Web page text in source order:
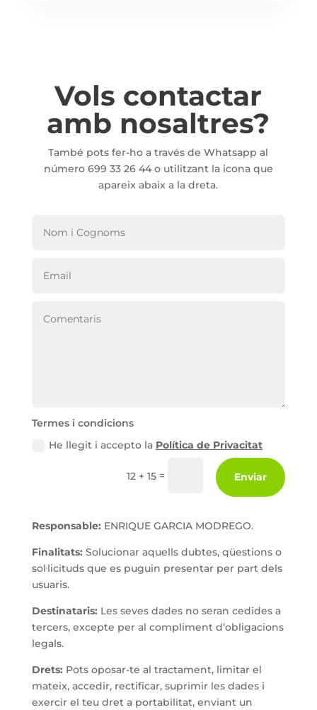
Vols contactar
amb nosaltres?
També pots fer-ho a través de Whatsapp al
número 699 33 26 44 o utilitzant la icona que
apareix abaix a la dreta.
Termes i condicions
He llegit i accepto la Política de Privacitat
12 + 15 = Enviar
Responsable: ENRIQUE GARCIA MODREGO.
Finalitats: Solucionar aquells dubtes, qüestions o
sol·licituds que es puguin presentar per part dels
usuaris.
Destinataris: Les seves dades no seran cedides a
tercers, excepte per al compliment d’obligacions
legals.
Drets: Pots oposar-te al tractament, limitar el
mateix, accedir, rectificar, suprimir les dades i
exercir el teu dret a portabilitat, enviant un